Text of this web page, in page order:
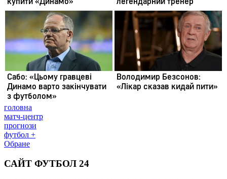
головна
матч-центр
прогнози
футбол +
Обране
САЙТ ФУТБОЛ 24